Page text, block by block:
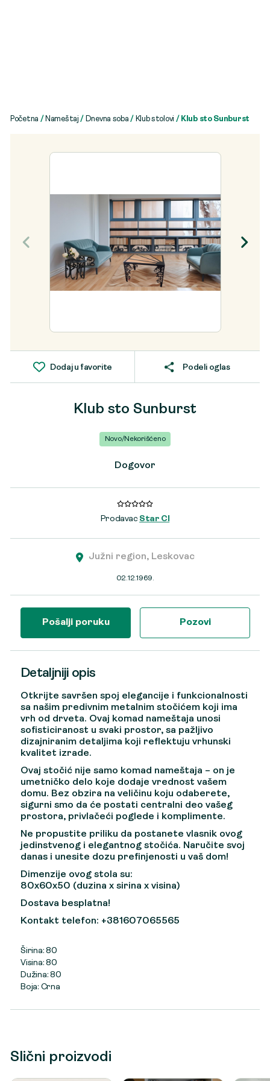
Početna / Nameštaj / Dnevna soba / Klub stolovi / Klub sto Sunburst
Dodaj u favorite Podeli oglas
Klub sto Sunburst
Novo/Nekorišćeno
Dogovor
Prodavac Star CI
Južni region, Leskovac
02.12.1969.
Pošalji poruku Pozovi
Detaljniji opis
Otkrijte savršen spoj elegancije i funkcionalnosti
sa našim predivnim metalnim stočićem koji ima
vrh od drveta. Ovaj komad nameštaja unosi
sofisticiranost u svaki prostor, sa pažljivo
dizajniranim detaljima koji reflektuju vrhunski
kvalitet izrade.
Ovaj stočić nije samo komad nameštaja – on je
umetničko delo koje dodaje vrednost vašem
domu. Bez obzira na veličinu koju odaberete,
sigurni smo da će postati centralni deo vašeg
prostora, privlačeći poglede i komplimente.
Ne propustite priliku da postanete vlasnik ovog
jedinstvenog i elegantnog stočića. Naručite svoj
danas i unesite dozu prefinjenosti u vaš dom!
Dimenzije ovog stola su:
80x60x50 (duzina x sirina x visina)
Dostava besplatna!
Kontakt telefon: +381607065565
Širina: 80
Visina: 80
Dužina: 80
Boja: Crna
Slični proizvodi